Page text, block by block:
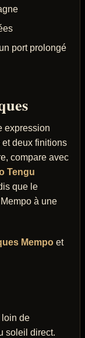
port prolongé
expression
deux finitions
compare avec
Tengu
que le
à une
Mempo et
loin de
soleil direct.